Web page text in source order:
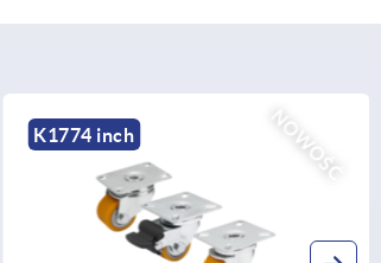
NOWOŚĆ
K2586 inch